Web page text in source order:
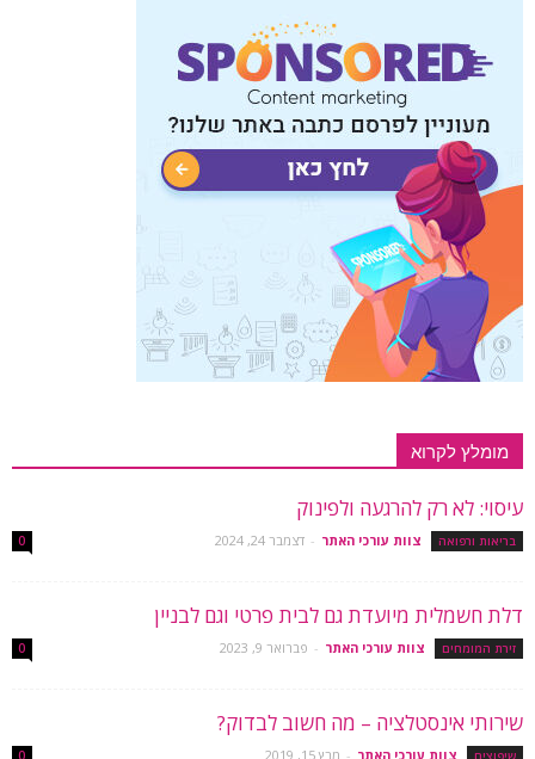
מומלץ לקרוא
עיסוי: לא רק להרגעה ולפינוק
בריאות ורפואה צוות עורכי האתר - דצמבר 24, 2024 0
דלת חשמלית מיועדת גם לבית פרטי וגם לבניין
זירת המומחים צוות עורכי האתר - פברואר 9, 2023 0
שירותי אינסטלציה – מה חשוב לבדוק?
שיפוצים צוות עורכי האתר - מרץ 15, 2019 0